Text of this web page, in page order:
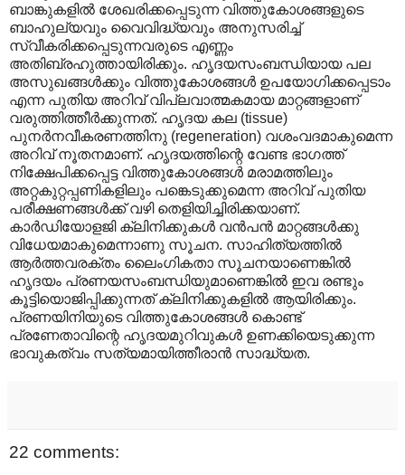
ബാങ്കുകളിൽ ശേഖരിക്കപ്പെടുന്ന വിത്തുകോശങ്ങളുടെ
ബാഹുല്യവും വൈവിദ്ധ്യവും അനുസരിച്ച്
സ്വീകരിക്കപ്പെടുന്നവരുടെ എണ്ണം
അതിബ്രഹുത്തായിരിക്കും. ഹൃദയസംബന്ധിയായ പല
അസുഖങ്ങൾക്കും വിത്തുകോശങ്ങൾ ഉപയോഗിക്കപ്പെടാം
എന്ന പുതിയ അറിവ് വിപ്ലവാത്മകമായ മാറ്റങ്ങളാണ്
വരുത്തിത്തീർക്കുന്നത്. ഹൃദയ കല (tissue)
പുനർനവീകരണത്തിനു (regeneration) വശംവദമാകുമെന്ന
അറിവ് നൂതനമാണ്. ഹൃദയത്തിന്റെ വേണ്ട ഭാഗത്ത്
നിക്ഷേപിക്കപ്പെട്ട വിത്തുകോശങ്ങൾ മരാമത്തിലും
അറ്റകുറ്റപ്പണികളിലും പങ്കെടുക്കുമെന്ന അറിവ് പുതിയ
പരീക്ഷണങ്ങൾക്ക് വഴി തെളിയിച്ചിരിക്കയാണ്.
കാർഡിയോളജി ക്ലിനിക്കുകൾ വൻപൻ മാറ്റങ്ങൾക്കു
വിധേയമാകുമെന്നാണു സൂചന. സാഹിത്യത്തിൽ
ആർത്തവരക്തം ലൈംഗികതാ സൂചനയാണെങ്കിൽ
ഹൃദയം പ്രണയസംബന്ധിയുമാണെങ്കിൽ ഇവ രണ്ടും
കൂട്ടിയൊജിപ്പിക്കുന്നത് ക്ലിനിക്കുകളിൽ ആയിരിക്കും.
പ്രണയിനിയുടെ വിത്തുകോശങ്ങൾ കൊണ്ട്
പ്രണേതാവിന്റെ ഹൃദയമുറിവുകൾ ഉണക്കിയെടുക്കുന്ന
ഭാവുകത്വം സത്യമായിത്തീരാൻ സാദ്ധ്യത.
22 comments: